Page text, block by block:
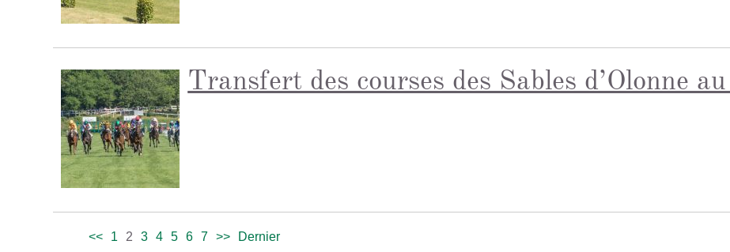
Transfert des courses des Sables d’Olonne
<< 1 2 3 4 5 6 7 >> Dernier